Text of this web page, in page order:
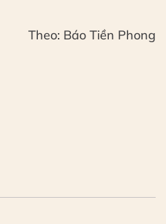
Theo: Báo Tiền Phong